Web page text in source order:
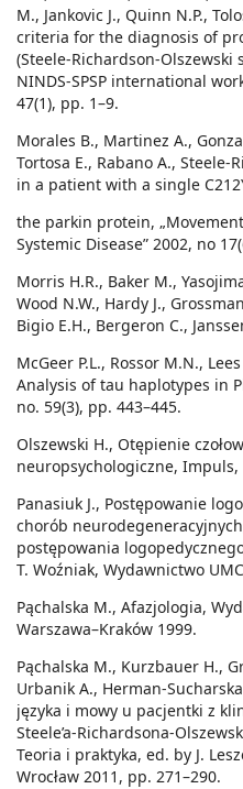
M., Jankovic J., Quinn N.P.,
criteria for the diagnosis of
(Steele-Richardson-
NINDS-SPSP international
47(1), pp. 1–9.
Morales B., Martinez A.,
Tortosa E., Rabano A.,
in a patient with a single
the parkin protein,
Systemic Disease” 2002, no
Morris H.R., Baker M.,
Wood N.W., Hardy J.,
Bigio E.H., Bergeron C.,
McGeer P.L., Rossor M.N.,
Analysis of tau haplotypes in
no. 59(3), pp. 443–445.
Olszewski H., Otępienie
neuropsychologiczne, Impuls,
Panasiuk J., Postępowanie
chorób
postępowania
T. Woźniak, Wydawnictwo
Pąchalska M., Afazjologia,
Warszawa–Kraków 1999.
Pąchalska M., Kurzbauer H.,
Urbanik A., Herman-
języka i mowy u pacjentki z
Steele’a-Richardsona-
Teoria i praktyka, ed. by J.
Wrocław 2011, pp. 271–290.